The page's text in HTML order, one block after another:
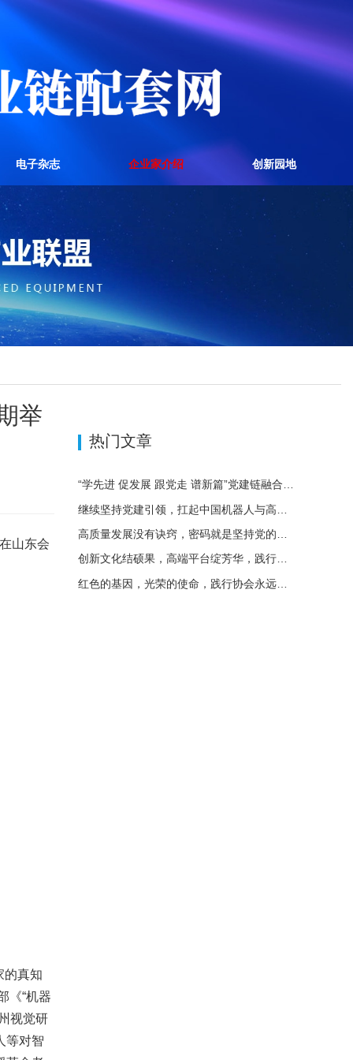
电子杂志 企业家介绍 创新园地
举
山东会
的真知
《“机器
视觉研
等对智
热门文章
“学先进 促发展 跟党走 谱新篇”党建链融合产业链高质量发展研讨会在济南二机床集团成功举办
创新文化结硕果，高端平台绽芳华，践行协会永远跟党走庄严承诺，谱写制造强国创一流时代华章！
红色的基因，光荣的使命，践行协会永远跟党走庄严承诺，谱写制造强国创一流时代华章！